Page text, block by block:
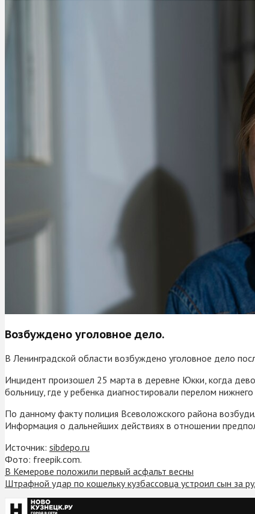
Возбуждено уголовное дело.
В Ленинградской области возбуждено уголовное дело
Инцидент произошел 25 марта в деревне Юкки, когда
больницу, где у ребенка диагностировали перелом
По данному факту полиция Всеволожского района
Информация о дальнейших действиях в отношении
Источник: sibdepo.ru
Фото: freepik.com.
В Кемерове положили первый асфальт весны
Штрафной удар по кошельку кузбассовца устроил сын за